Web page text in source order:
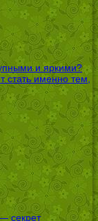
и яркими?
стать именно тем,
секрет